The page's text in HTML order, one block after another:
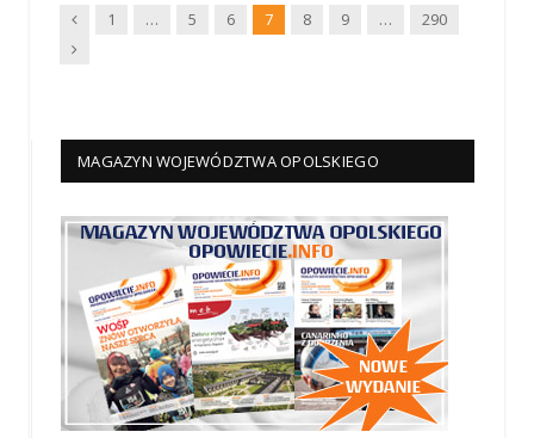
Wstecz
1 … 5 6 7 8 9 …
290
Dalej
MAGAZYN WOJEWÓDZTWA OPOLSKIEGO